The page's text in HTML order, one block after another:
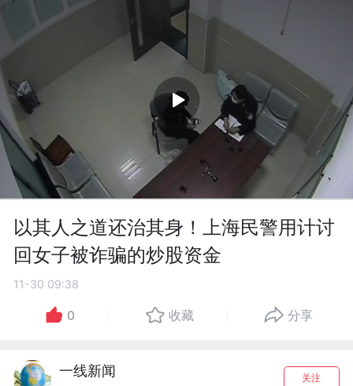
以其人之道还治其身！上海民警用计讨
回女子被诈骗的炒股资金
11-30 09:38
0 收藏 分享
一线新闻 关注